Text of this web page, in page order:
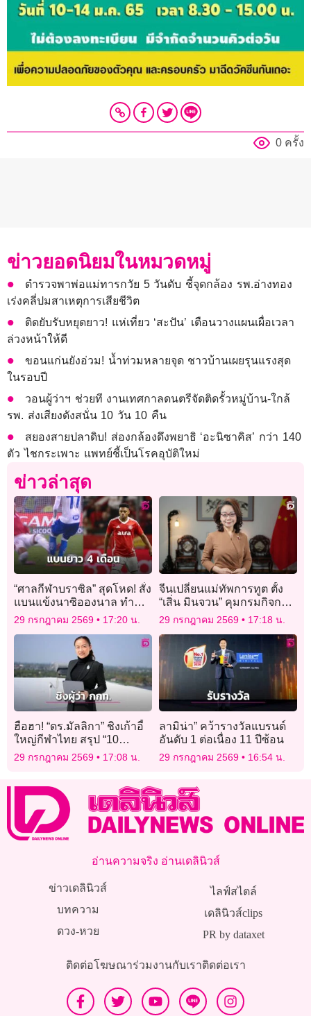
0 ครั้ง
ข่าวยอดนิยมในหมวดหมู่
ตำรวจพาพ่อแม่ทารกวัย 5 วันดับ ชี้จุดกล้อง รพ.อ่างทอง
เร่งคลี่ปมสาเหตุการเสียชีวิต
ติดยับรับหยุดยาว! แห่เที่ยว ‘สะปัน’ เตือนวางแผนเผื่อเวลา
ล่วงหน้าให้ดี
ขอนแก่นยังอ่วม! นํ้าท่วมหลายจุด ชาวบ้านเผยรุนแรงสุด
ในรอบปี
วอนผู้ว่าฯ ช่วยที งานเทศกาลดนตรีจัดติดรั้วหมู่บ้าน-ใกล้
รพ. ส่งเสียงดังสนั่น 10 วัน 10 คืน
สยองสายปลาดิบ! ส่องกล้องดึงพยาธิ ‘อะนิซาคิส’ กว่า 140
ตัว ไชกระเพาะ แพทย์ชี้เป็นโรคอุบัติใหม่
ข่าวล่าสุด
“ศาลกีฬาบราซิล” สุดโหด! สั่ง
แบนแข้งนาซิอองนาล ทำ
ฟาวล์ใส่คู่แข่งนาน 4 เดือน
เท่าเวลาที่คนเจ็บกลับมาเล่น
29 กรกฎาคม 2569 17:20 น.
จีนเปลี่ยนแม่ทัพการทูต ตั้ง
“เสิ่น มินจวน” คุมกรมกิจการ
เอเชีย แทน “หลิว จินซง”
29 กรกฎาคม 2569 17:18 น.
ฮือฮา! “ดร.มัลลิกา” ชิงเก้าอี้
ใหญ่กีฬาไทย สรุป “10
อรหันต์” ลุ้นตำแหน่งผู้ว่าการ
กกท. คนใหม่
29 กรกฎาคม 2569 17:08 น.
ลามิน่า” คว้ารางวัลแบรนด์
อันดับ 1 ต่อเนื่อง 11 ปีซ้อน
29 กรกฎาคม 2569 16:54 น.
อ่านความจริง อ่านเดลินิวส์
ข่าวเดลินิวส์
บทความ
ดวง-หวย
ไลฟ์สไตล์
เดลินิวส์clips
PR by dataxet
ติดต่อโฆษณาร่วมงานกับเราติดต่อเรา